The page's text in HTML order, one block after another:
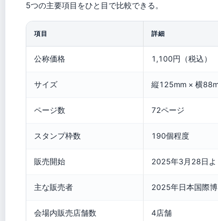
5つの主要項目をひと目で比較できる。
項目 詳細
公称価格 1,100円（税込）
サイズ 縦125mm × 横
ページ数 72ページ
スタンプ枠数 190個程度
販売開始 2025年3月28日よ
主な販売者 2025年日本国際
会場内販売店舗数 4店舗